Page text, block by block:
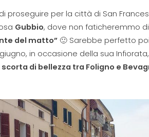
proseguire per la città di San
Gubbio, dove non faticheremmo
del matto” 🙂 Sarebbe perfetto
in occasione della sua
di bellezza tra Foligno e